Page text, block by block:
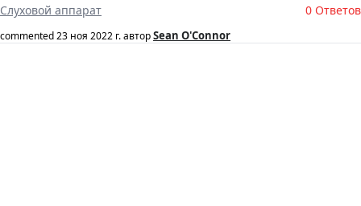
Слуховой аппарат 0 Ответов
commented23 ноя 2022 г.авторSean O'Connor